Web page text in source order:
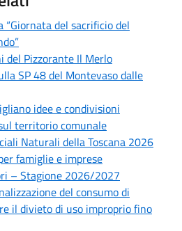
“Giornata del sacrificio del
del Pizzorante Il Merlo
SP 48 del Montevaso dalle
idee e condivisioni
territorio comunale
Naturali della Toscana 2026
famiglie e imprese
– Stagione 2026/2027
del consumo di
il divieto di uso improprio fino